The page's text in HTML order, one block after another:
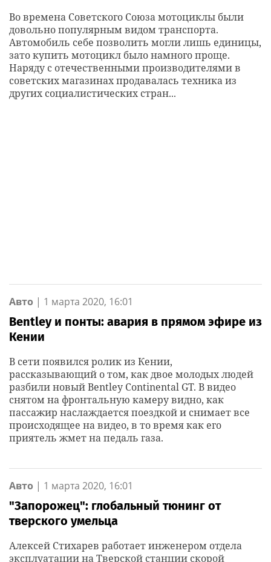
Во времена Советского Союза мотоциклы были
довольно популярным видом транспорта.
Автомобиль себе позволить могли лишь единицы,
зато купить мотоцикл было намного проще.
Наряду с отечественными производителями в
советских магазинах продавалась техника из
других социалистических стран...
Авто | 1 марта 2020, 16:01
Bentley и понты: авария в прямом эфире из
Кении
В сети появился ролик из Кении,
рассказывающий о том, как двое молодых людей
разбили новый Bentley Continental GT. В видео
снятом на фронтальную камеру видно, как
пассажир наслаждается поездкой и снимает все
происходящее на видео, в то время как его
приятель жмет на педаль газа.
Авто | 1 марта 2020, 16:01
"Запорожец": глобальный тюнинг от
тверского умельца
Алексей Стихарев работает инженером отдела
эксплуатации на Тверской станции скорой